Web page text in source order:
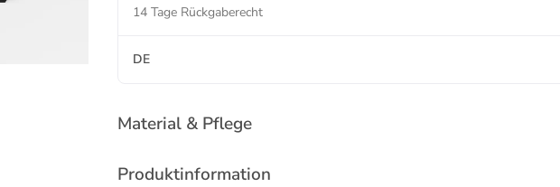
14 Tage Rückgaberecht
DE
Material & Pflege
Produktinformation